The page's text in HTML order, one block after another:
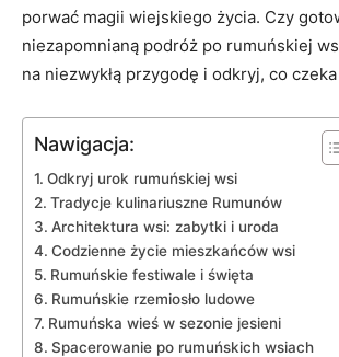
porwać magii wiejskiego ‌życia. Czy
niezapomnianą podróż po rumuńskiej
na‌ niezwykłą przygodę i odkryj, ⁢co
Nawigacja:
Odkryj urok rumuńskiej wsi
Tradycje kulinariuszne Rumunów
Architektura wsi: zabytki i uroda
Codzienne życie mieszkańców wsi
Rumuńskie ‍festiwale⁤ i święta
Rumuńskie rzemiosło ludowe
Rumuńska wieś w sezonie jesieni
Spacerowanie po ⁤rumuńskich wsiach